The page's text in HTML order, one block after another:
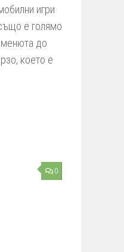
игри
е голямо
менюта до
което е
0